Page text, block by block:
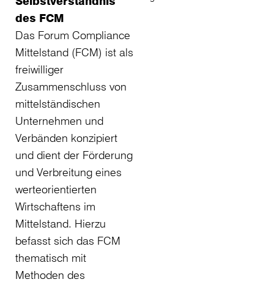
des FCM
Das Forum Compliance
Mittelstand (FCM) ist als
freiwilliger
Zusammenschluss von
mittelständischen
Unternehmen und
Verbänden konzipiert
und dient der Förderung
und Verbreitung eines
werteorientierten
Wirtschaftens im
Mittelstand. Hierzu
befasst sich das FCM
thematisch mit
Methoden des